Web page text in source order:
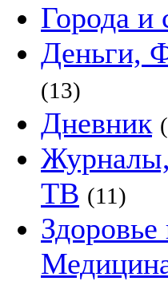
Города и
Деньги,
(13)
Дневник
ТВ (11)
Здоровье